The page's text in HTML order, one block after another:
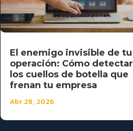
El enemigo invisible de tu
operación: Cómo detectar
los cuellos de botella que
frenan tu empresa
Abr 28, 2026